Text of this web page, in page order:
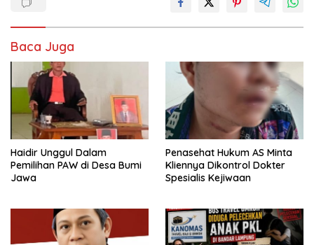
Baca Juga
Haidir Unggul Dalam
Pemilihan PAW di Desa Bumi
Jawa
Penasehat Hukum AS Minta
Kliennya Dikontrol Dokter
Spesialis Kejiwaan